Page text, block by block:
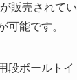
販売されてい
可能です。
段ボールトイ